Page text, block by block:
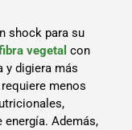
shock para su
vegetal con
y digiera más
menos
Además,